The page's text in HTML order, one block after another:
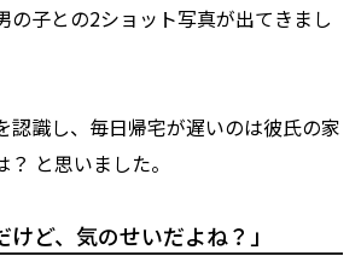
の子との2ショット写真が出てきまし
認識し、毎日帰宅が遅いのは彼氏の家
と思いました。
けど、気のせいだよね？」